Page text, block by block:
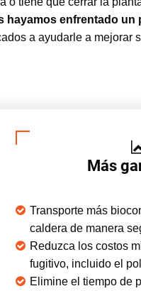
hayamos enfrentado un
a ayudarle a mejorar
Más
Transporte más
caldera de manera
Reduzca los costos
fugitivo, incluido el
Elimine el tiempo de